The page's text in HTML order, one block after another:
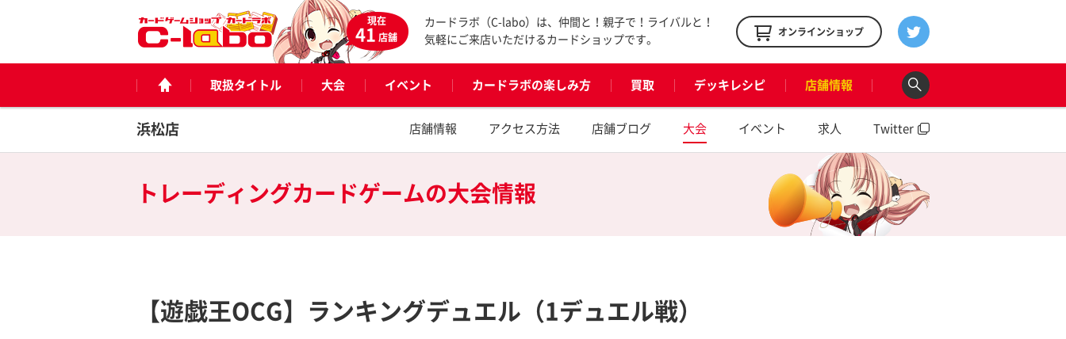
現在
41店舗
カードラボ（C-labo）は、仲間と！親子で！ライバルと！
気軽にご来店いただけるカードショップです。
オンラインショップ
取扱タイトル 大会 イベント カードラボの楽しみ方 買取 デッキレシピ 店舗情報
浜松店 店舗情報 アクセス方法 店舗ブログ 大会 イベント 求人 Twitter
トレーディングカードゲームの大会情報
【遊戯王OCG】ランキングデュエル（1デュエル戦）